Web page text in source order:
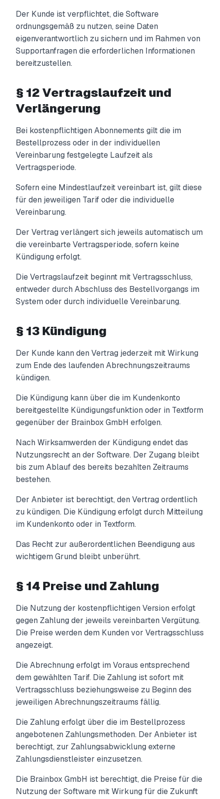
Der Kunde ist verpflichtet, die Software
ordnungsgemäß zu nutzen, seine Daten
eigenverantwortlich zu sichern und im Rahmen von
Supportanfragen die erforderlichen Informationen
bereitzustellen.
§ 12 Vertragslaufzeit und
Verlängerung
Bei kostenpflichtigen Abonnements gilt die im
Bestellprozess oder in der individuellen
Vereinbarung festgelegte Laufzeit als
Vertragsperiode.
Sofern eine Mindestlaufzeit vereinbart ist, gilt diese
für den jeweiligen Tarif oder die individuelle
Vereinbarung.
Der Vertrag verlängert sich jeweils automatisch um
die vereinbarte Vertragsperiode, sofern keine
Kündigung erfolgt.
Die Vertragslaufzeit beginnt mit Vertragsschluss,
entweder durch Abschluss des Bestellvorgangs im
System oder durch individuelle Vereinbarung.
§ 13 Kündigung
Der Kunde kann den Vertrag jederzeit mit Wirkung
zum Ende des laufenden Abrechnungszeitraums
kündigen.
Die Kündigung kann über die im Kundenkonto
bereitgestellte Kündigungsfunktion oder in Textform
gegenüber der Brainbox GmbH erfolgen.
Nach Wirksamwerden der Kündigung endet das
Nutzungsrecht an der Software. Der Zugang bleibt
bis zum Ablauf des bereits bezahlten Zeitraums
bestehen.
Der Anbieter ist berechtigt, den Vertrag ordentlich
zu kündigen. Die Kündigung erfolgt durch Mitteilung
im Kundenkonto oder in Textform.
Das Recht zur außerordentlichen Beendigung aus
wichtigem Grund bleibt unberührt.
§ 14 Preise und Zahlung
Die Nutzung der kostenpflichtigen Version erfolgt
gegen Zahlung der jeweils vereinbarten Vergütung.
Die Preise werden dem Kunden vor Vertragsschluss
angezeigt.
Die Abrechnung erfolgt im Voraus entsprechend
dem gewählten Tarif. Die Zahlung ist sofort mit
Vertragsschluss beziehungsweise zu Beginn des
jeweiligen Abrechnungszeitraums fällig.
Die Zahlung erfolgt über die im Bestellprozess
angebotenen Zahlungsmethoden. Der Anbieter ist
berechtigt, zur Zahlungsabwicklung externe
Zahlungsdienstleister einzusetzen.
Die Brainbox GmbH ist berechtigt, die Preise für die
Nutzung der Software mit Wirkung für die Zukunft